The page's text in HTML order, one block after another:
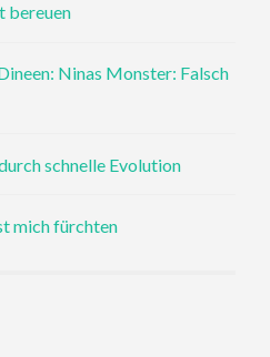
bereuen
Ninas Monster: Falsch
schnelle Evolution
mich fürchten